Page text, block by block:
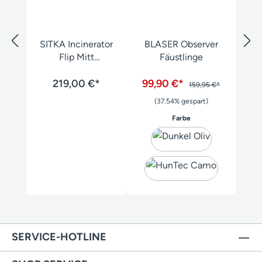
SITKA Incinerator
Flip Mitt
219,00 €*
BLASER Observer
Fäustlinge
99,90 €*
159,95 €*
(37.54% gespart)
Farbeauswählen
SERVICE-HOTLINE